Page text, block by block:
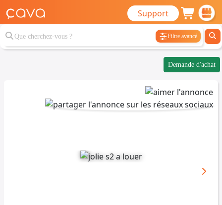
Support
Filtre avancé
Demande d'achat